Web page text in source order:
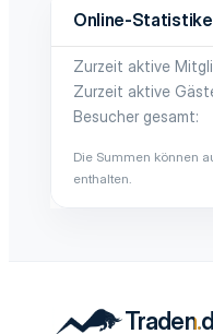
Online-
Zurzeit aktive
Zurzeit aktive
Besucher gesamt
Die Summen können
enthalten.